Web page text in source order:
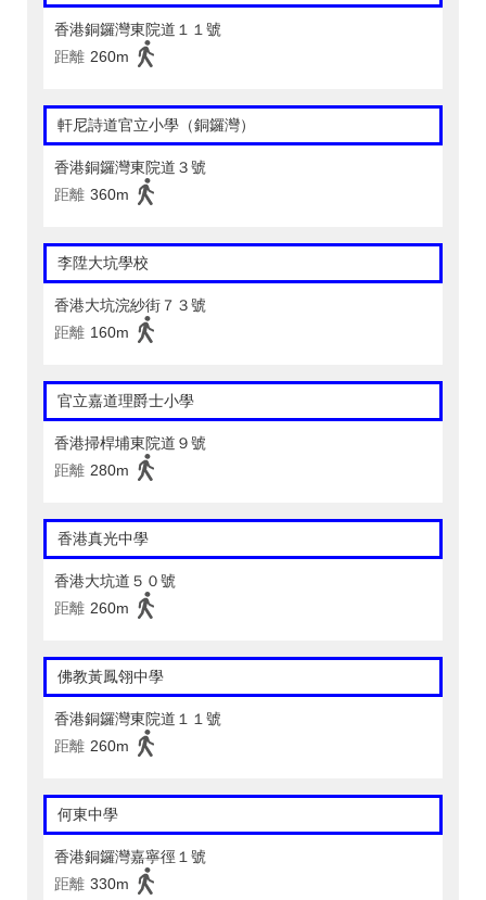
香港銅鑼灣東院道１１號
距離 260m
軒尼詩道官立小學（銅鑼灣）
香港銅鑼灣東院道３號
距離 360m
李陞大坑學校
香港大坑浣紗街７３號
距離 160m
官立嘉道理爵士小學
香港掃桿埔東院道９號
距離 280m
香港真光中學
香港大坑道５０號
距離 260m
佛教黃鳳翎中學
香港銅鑼灣東院道１１號
距離 260m
何東中學
香港銅鑼灣嘉寧徑１號
距離 330m